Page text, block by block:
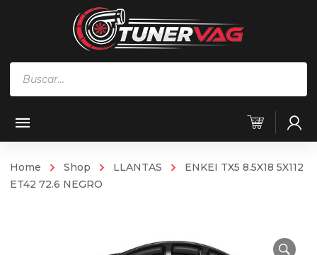
Home Shop LLANTAS
ENKEI TX5 8.5X18 5X112
ET42 72.6 NEGRO